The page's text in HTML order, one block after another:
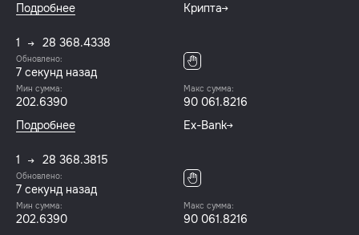
Подробнее
Крипта
1 28 368.4338
Обновлено:
7 секунд назад
Мин сумма:
202.6390
Макс сумма:
90 061.8216
Подробнее
Ex-Bank
1 28 368.3815
Обновлено:
7 секунд назад
Мин сумма:
202.6390
Макс сумма:
90 061.8216